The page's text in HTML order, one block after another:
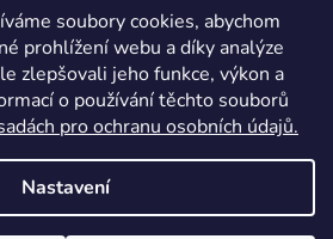
soubory cookies, abychom
prohlížení webu a díky analýze
zlepšovali jeho funkce, výkon a
o používání těchto souborů
pro ochranu osobních údajů.
Nastavení
992